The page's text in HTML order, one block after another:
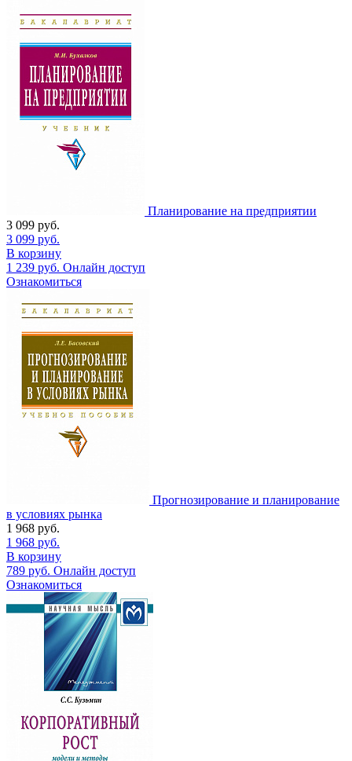
Планирование на предприятии
3 099 руб.
3 099 руб.
В корзину
1 239 руб. Онлайн доступ
Ознакомиться
Прогнозирование и планирование
в условиях рынка
1 968 руб.
1 968 руб.
В корзину
789 руб. Онлайн доступ
Ознакомиться